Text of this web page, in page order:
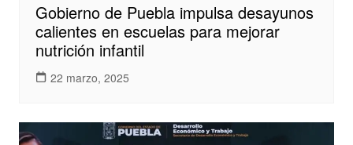
Gobierno de Puebla impulsa desayunos
calientes en escuelas para mejorar
nutrición infantil
22 marzo, 2025